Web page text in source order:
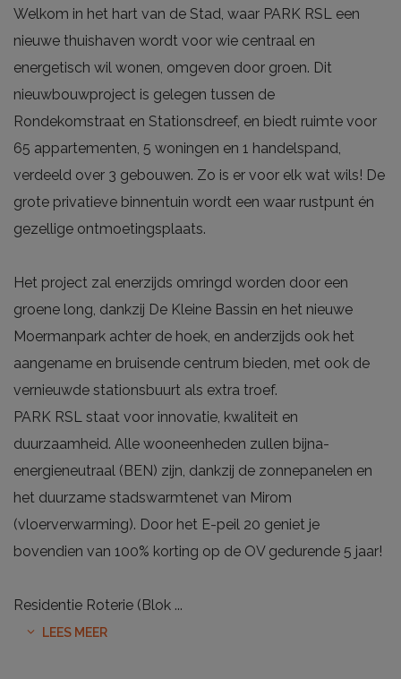
Welkom in het hart van de Stad, waar PARK RSL een
nieuwe thuishaven wordt voor wie centraal en
energetisch wil wonen, omgeven door groen. Dit
nieuwbouwproject is gelegen tussen de
Rondekomstraat en Stationsdreef, en biedt ruimte voor
65 appartementen, 5 woningen en 1 handelspand,
verdeeld over 3 gebouwen. Zo is er voor elk wat wils! De
grote privatieve binnentuin wordt een waar rustpunt én
gezellige ontmoetingsplaats.
Het project zal enerzijds omringd worden door een
groene long, dankzij De Kleine Bassin en het nieuwe
Moermanpark achter de hoek, en anderzijds ook het
aangename en bruisende centrum bieden, met ook de
vernieuwde stationsbuurt als extra troef.
PARK RSL staat voor innovatie, kwaliteit en
duurzaamheid. Alle wooneenheden zullen bijna-
energieneutraal (BEN) zijn, dankzij de zonnepanelen en
het duurzame stadswarmtenet van Mirom
(vloerverwarming). Door het E-peil 20 geniet je
bovendien van 100% korting op de OV gedurende 5 jaar!
Residentie Roterie (Blok ...
LEES MEER